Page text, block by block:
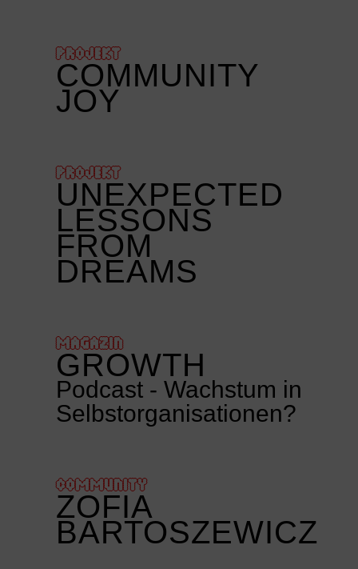
PROJEKT
COMMUNITY
JOY
PROJEKT
UNEXPECTED
LESSONS
FROM
DREAMS
MAGAZIN
GROWTH
Podcast - Wachstum in
Selbstorganisationen?
COMMUNITY
ZOFIA
BARTOSZEWICZ